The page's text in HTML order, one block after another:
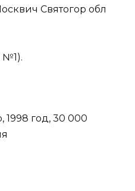
Святогор обл
№1).